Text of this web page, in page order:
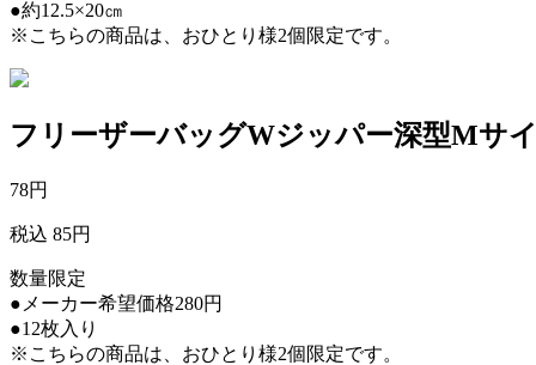
●約12.5×20㎝
※こちらの商品は、おひとり様2個限定です。
フリーザーバッグWジッパー深型Mサ
78円
税込 85円
数量限定
●メーカー希望価格280円
●12枚入り
※こちらの商品は、おひとり様2個限定です。